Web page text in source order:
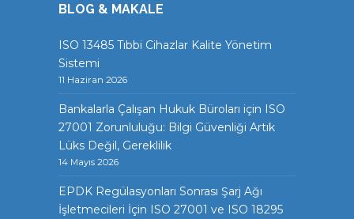
BLOG & MAKALE
ISO 13485 Tıbbi Cihazlar Kalite Yönetim
Sistemi
11 Haziran 2026
Bankalarla Çalışan Hukuk Büroları için ISO
27001 Zorunluluğu: Bilgi Güvenliği Artık
Lüks Değil, Gereklilik
14 Mayıs 2026
EPDK Regülasyonları Sonrası Şarj Ağı
İşletmecileri İçin ISO 27001 ve ISO 18295